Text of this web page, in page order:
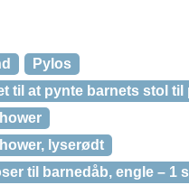
Pylos
til at pynte barnets stol til
lyserødt
til barnedåb, engle – 1